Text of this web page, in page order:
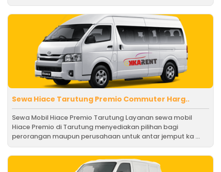
Sewa Hiace Tarutung Premio Commuter Harg..
Sewa Mobil Hiace Premio Tarutung Layanan sewa mobil
Hiace Premio di Tarutung menyediakan pilihan bagi
perorangan maupun perusahaan untuk antar jemput ka ...